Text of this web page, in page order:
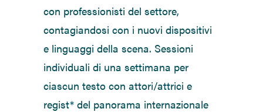
con professionisti del settore,
contagiandosi con i nuovi dispositivi
e linguaggi della scena. Sessioni
individuali di una settimana per
ciascun testo con attori/attrici e
regist* del panorama internazionale